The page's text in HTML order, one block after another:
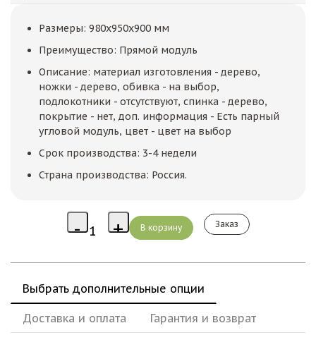
Размеры: 980x950x900 мм
Преимущество: Прямой модуль
Описание: материал изготовления - дерево,
ножки - дерево, обивка - на выбор,
подлокотники - отсутствуют, спинка - дерево,
покрытие - нет, доп. информация - Есть парный
угловой модуль, цвет - цвет на выбор
Срок производства: 3-4 недели
Страна производства: Россия.
Заказ
Выбрать дополнительные опции
Доставка и оплата Гарантия и возврат